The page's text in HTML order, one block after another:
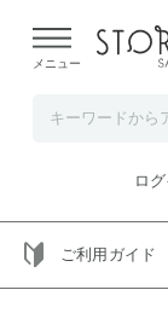
よる配送遅延が発
メニュー
ご指定のアイテ
トップへ戻る
ロ
ご利用ガイド